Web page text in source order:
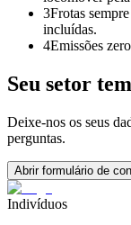
3Frotas
incluídas.
4Emissões
Seu setor
Deixe-nos os seus
perguntas.
Abrir formulário de
Indivíduos